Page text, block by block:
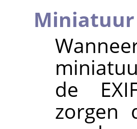
Miniatuur
de
zorgen